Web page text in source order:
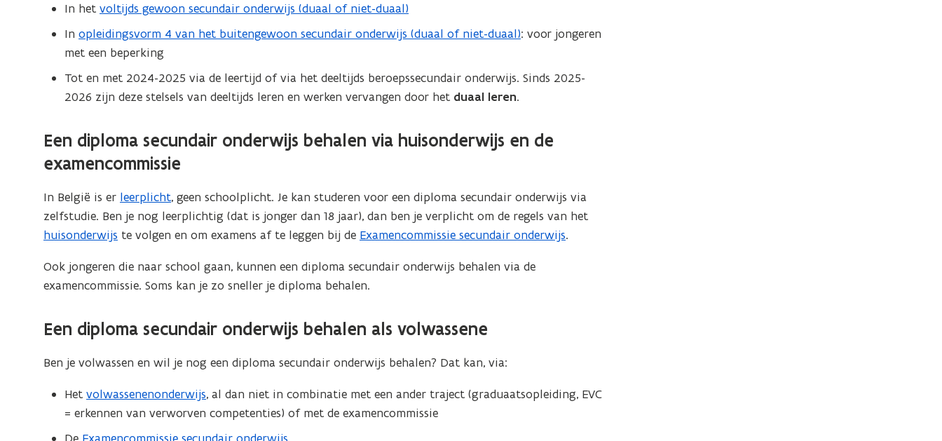
In hetvoltijds gewoon secundair onderwijs (duaal of niet-duaal)
Inopleidingsvorm 4 van het buitengewoon secundair onderwijs (duaal of niet-duaal): voor jongeren
met een beperking
Tot en met 2024-2025 via de leertijd of via het deeltijds beroepssecundair onderwijs. Sinds 2025-
2026 zijn deze stelsels van deeltijds leren en werken vervangen door het duaal leren.
Een diploma secundair onderwijs behalen via huisonderwijs en de
examencommissie
In België is er leerplicht, geen schoolplicht. Je kan studeren voor een diploma secundair onderwijs via
zelfstudie. Ben je nog leerplichtig (dat is jonger dan 18 jaar), dan ben je verplicht om de regels van het
huisonderwijs te volgen en om examens af te leggen bij de Examencommissie secundair onderwijs.
Ook jongeren die naar school gaan, kunnen een diploma secundair onderwijs behalen via de
examencommissie. Soms kan je zo sneller je diploma behalen.
Een diploma secundair onderwijs behalen als volwassene
Ben je volwassen en wil je nog een diploma secundair onderwijs behalen? Dat kan, via:
Hetvolwassenenonderwijs, al dan niet in combinatie met een ander traject (graduaatsopleiding, EVC
= erkennen van verworven competenties) of met de examencommissie